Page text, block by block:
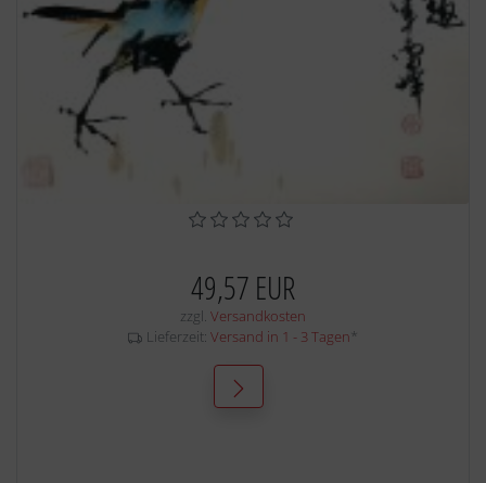
49,57 EUR
zzgl. Versandkosten
Lieferzeit: Versand in 1 - 3 Tagen *